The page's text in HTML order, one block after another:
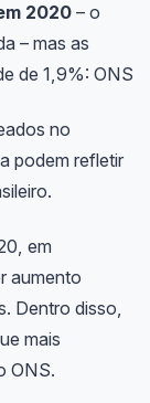
2020– o
– mas as
de 1,9%: ONS
no
podem refletir
em
aumento
Dentro disso,
mais
ONS.